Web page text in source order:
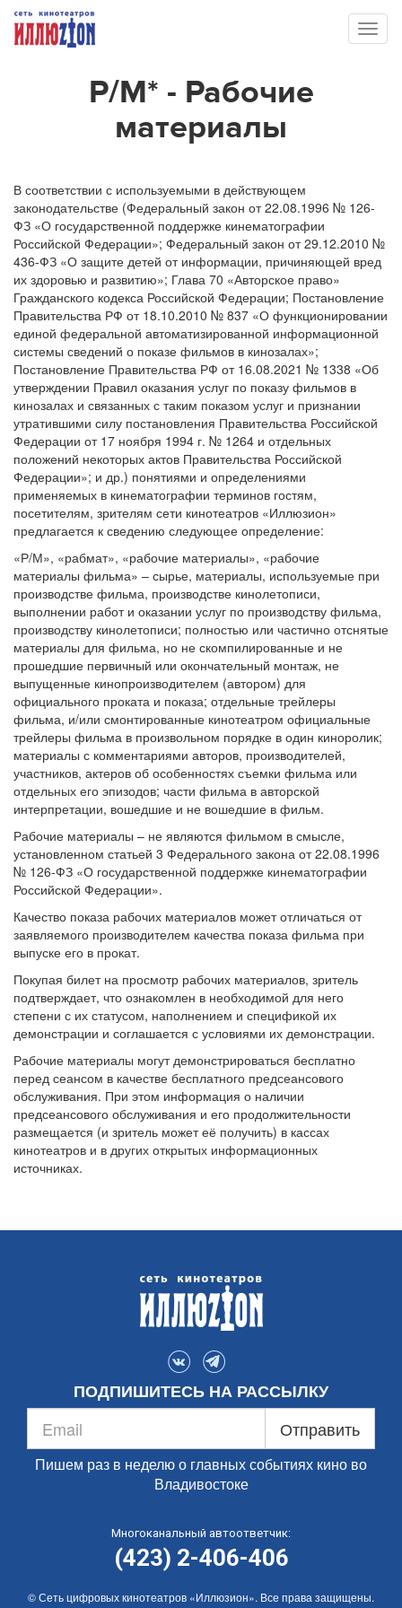
Р/М* - Рабочие
материалы
В соответствии с используемыми в действующем
законодательстве (Федеральный закон от 22.08.1996 № 126-
ФЗ «О государственной поддержке кинематографии
Российской Федерации»; Федеральный закон от 29.12.2010 №
436-ФЗ «О защите детей от информации, причиняющей вред
их здоровью и развитию»; Глава 70 «Авторское право»
Гражданского кодекса Российской Федерации; Постановление
Правительства РФ от 18.10.2010 № 837 «О функционировании
единой федеральной автоматизированной информационной
системы сведений о показе фильмов в кинозалах»;
Постановление Правительства РФ от 16.08.2021 № 1338 «Об
утверждении Правил оказания услуг по показу фильмов в
кинозалах и связанных с таким показом услуг и признании
утратившими силу постановления Правительства Российской
Федерации от 17 ноября 1994 г. № 1264 и отдельных
положений некоторых актов Правительства Российской
Федерации»; и др.) понятиями и определениями
применяемых в кинематографии терминов гостям,
посетителям, зрителям сети кинотеатров «Иллюзион»
предлагается к сведению следующее определение:
«Р/М», «рабмат», «рабочие материалы», «рабочие
материалы фильма» – сырье, материалы, используемые при
производстве фильма, производстве кинолетописи,
выполнении работ и оказании услуг по производству фильма,
производству кинолетописи; полностью или частично отснятые
материалы для фильма, но не скомпилированные и не
прошедшие первичный или окончательный монтаж, не
выпущенные кинопроизводителем (автором) для
официального проката и показа; отдельные трейлеры
фильма, и/или смонтированные кинотеатром официальные
трейлеры фильма в произвольном порядке в один киноролик;
материалы с комментариями авторов, производителей,
участников, актеров об особенностях съемки фильма или
отдельных его эпизодов; части фильма в авторской
интерпретации, вошедшие и не вошедшие в фильм.
Рабочие материалы – не являются фильмом в смысле,
установленном статьей 3 Федерального закона от 22.08.1996
№ 126-ФЗ «О государственной поддержке кинематографии
Российской Федерации».
Качество показа рабочих материалов может отличаться от
заявляемого производителем качества показа фильма при
выпуске его в прокат.
Покупая билет на просмотр рабочих материалов, зритель
подтверждает, что ознакомлен в необходимой для него
степени с их статусом, наполнением и спецификой их
демонстрации и соглашается с условиями их демонстрации.
Рабочие материалы могут демонстрироваться бесплатно
перед сеансом в качестве бесплатного предсеансового
обслуживания. При этом информация о наличии
предсеансового обслуживания и его продолжительности
размещается (и зритель может её получить) в кассах
кинотеатров и в других открытых информационных
источниках.
ПОДПИШИТЕСЬ НА РАССЫЛКУ
Отправить
Пишем раз в неделю о главных событиях кино во
Владивостоке
Многоканальный автоответчик:
(423) 2-406-406
© Сеть цифровых кинотеатров «Иллюзион». Все права защищены.